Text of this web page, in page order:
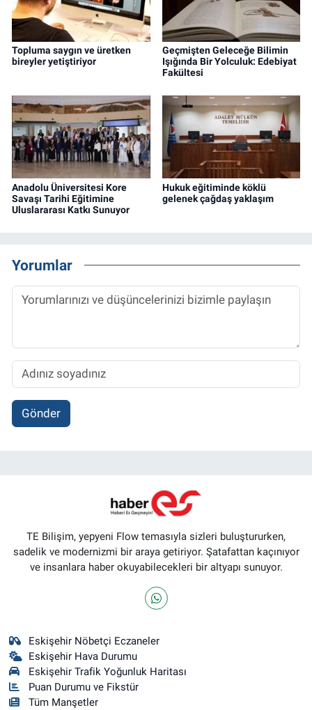
Topluma saygın ve üretken
bireyler yetiştiriyor
Geçmişten Geleceğe Bilimin
Işığında Bir Yolculuk: Edebiyat
Fakültesi
Anadolu Üniversitesi Kore
Savaşı Tarihi Eğitimine
Uluslararası Katkı Sunuyor
Hukuk eğitiminde köklü
gelenek çağdaş yaklaşım
Yorumlar
Gönder
TE Bilişim, yepyeni Flow temasıyla sizleri buluştururken,
sadelik ve modernizmi bir araya getiriyor. Şatafattan kaçınıyor
ve insanlara haber okuyabilecekleri bir altyapı sunuyor.
Eskişehir Nöbetçi Eczaneler
Eskişehir Hava Durumu
Eskişehir Trafik Yoğunluk Haritası
Puan Durumu ve Fikstür
Tüm Manşetler